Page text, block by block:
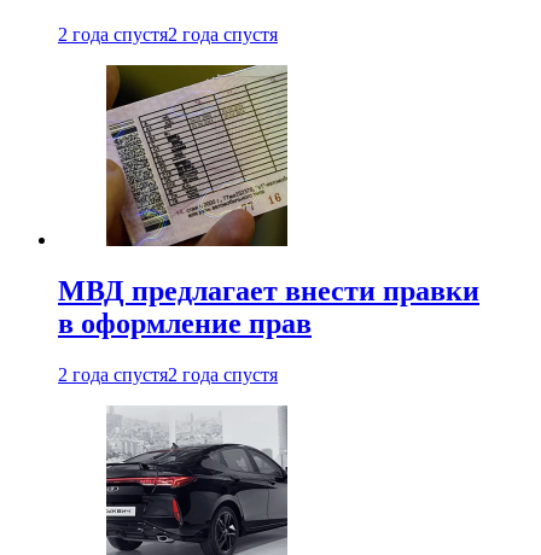
2 года спустя2 года спустя
МВД предлагает внести правки
в оформление прав
2 года спустя2 года спустя